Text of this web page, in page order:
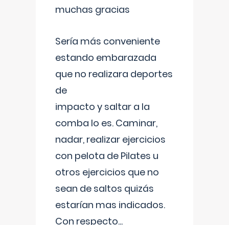
muchas gracias
Sería más conveniente
estando embarazada
que no realizara deportes
de
impacto y saltar a la
comba lo es. Caminar,
nadar, realizar ejercicios
con pelota de Pilates u
otros ejercicios que no
sean de saltos quizás
estarían mas indicados.
Con respecto...